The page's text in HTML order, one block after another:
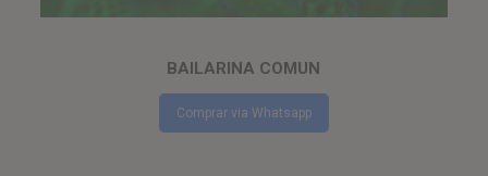
BAILARINA COMUN
Comprar via Whatsapp